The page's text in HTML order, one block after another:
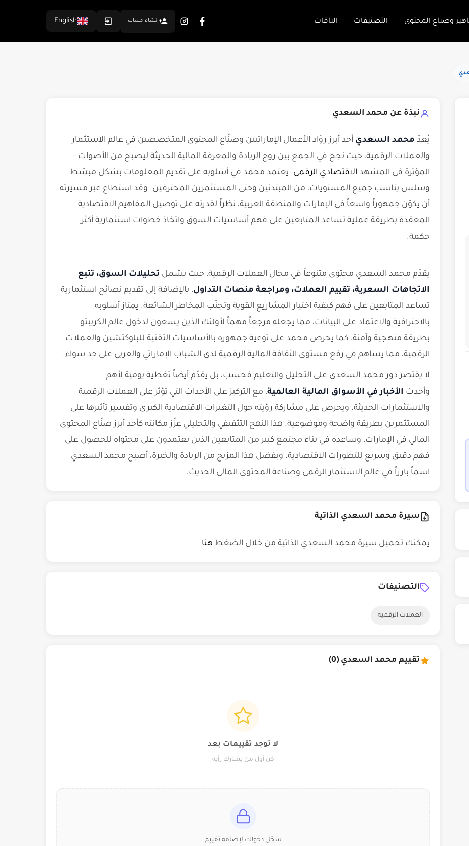
وصناع المحتوى التصنيفات الباقات إنشاء حساب English
نبذة عن محمد السعدي
يُعدّ محمد السعدي أحد أبرز روّاد الأعمال الإماراتيين وصنّاع المحتوى المتخصصين في عالم الاستثمار
والعملات الرقمية، حيث نجح في الجمع بين روح الريادة والمعرفة المالية الحديثة ليصبح من الأصوات
المؤثرة في المشهد الاقتصادي الرقمي. يعتمد محمد في أسلوبه على تقديم المعلومات بشكل مبسّط
وسلس يناسب جميع المستويات، من المبتدئين وحتى المستثمرين المحترفين. وقد استطاع عبر مسيرته
أن يكوّن جمهوراً واسعاً في الإمارات والمنطقة العربية، نظراً لقدرته على توصيل المفاهيم الاقتصادية
المعقدة بطريقة عملية تساعد المتابعين على فهم أساسيات السوق واتخاذ خطوات استثمارية أكثر
حكمة.
يقدّم محمد السعدي محتوى متنوعاً في مجال العملات الرقمية، حيث يشمل تحليلات السوق، تتبع
الاتجاهات السعرية، تقييم العملات، ومراجعة منصات التداول، بالإضافة إلى تقديم نصائح استثمارية
تساعد المتابعين على فهم كيفية اختيار المشاريع القوية وتجنّب المخاطر الشائعة. يمتاز أسلوبه
بالاحترافية والاعتماد على البيانات، مما يجعله مرجعاً مهماً لأولئك الذين يسعون لدخول عالم الكريبتو
بطريقة منهجية وآمنة. كما يحرص محمد على توعية جمهوره بالأساسيات التقنية للبلوكتشين والعملات
الرقمية، مما يساهم في رفع مستوى الثقافة المالية الرقمية لدى الشباب الإماراتي والعربي على حد سواء.
لا يقتصر دور محمد السعدي على التحليل والتعليم فحسب، بل يقدّم أيضاً تغطية يومية لأهم
وأحدث الأخبار في الأسواق المالية العالمية، مع التركيز على الأحداث التي تؤثر على العملات الرقمية
والاستثمارات الحديثة. ويحرص على مشاركة رؤيته حول التغيرات الاقتصادية الكبرى وتفسير تأثيرها على
المستثمرين بطريقة واضحة وموضوعية. هذا النهج التثقيفي والتحليلي عزّز مكانته كأحد أبرز صنّاع المحتوى
المالي في الإمارات، وساعده في بناء مجتمع كبير من المتابعين الذين يعتمدون على محتواه للحصول على
فهم دقيق وسريع للتطورات الاقتصادية. وبفضل هذا المزيج من الريادة والخبرة، أصبح محمد السعدي
اسماً بارزاً في عالم الاستثمار الرقمي وصناعة المحتوى المالي الحديث.
سيرة محمد السعدي الذاتية
يمكنك تحميل سيرة محمد السعدي الذاتية من خلال الضغط هنا
التصنيفات
العملات الرقمية
تقييم محمد السعدي (0)
لا توجد تقييمات بعد
كن أول من يشارك رأيه
سجّل دخولك لإضافة تقييم